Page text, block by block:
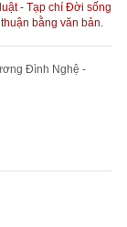
- Tạp chí Đời sống
bằng văn bản.
Đình Nghệ -